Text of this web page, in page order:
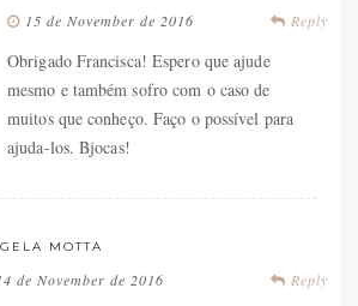
Reply
15 de November de 2016
Obrigado Francisca! Espero que ajude
mesmo e também sofro com o caso de
muitos que conheço. Faço o possível para
ajuda-los. Bjocas!
MOTTA
Reply
de November de 2016